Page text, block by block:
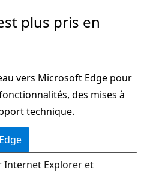
plus pris en
vers Microsoft Edge pour
des mises à
technique.
Internet Explorer et